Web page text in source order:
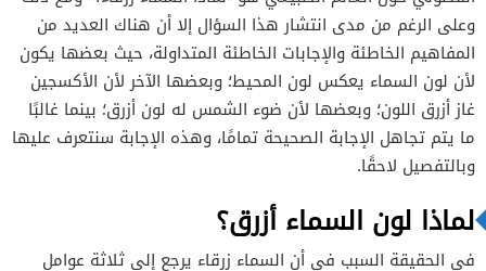
وعلى الرغم من مدى انتشار هذا السؤال إلا أن هناك العديد من
المفاهيم الخاطئة والإجابات الخاطئة المتداولة، حيث بعضها يكون
لأن لون السماء يعكس لون المحيط؛ وبعضها الآخر لأن الأكسجين
غاز أزرق اللون؛ وبعضها لأن ضوء الشمس له لون أزرق؛ بينما غالبًا
ما يتم تجاهل الإجابة الصحيحة تمامًا، وهذه الإجابة سنتعرف عليها
وبالتفصيل لاحقًا.
لماذا لون السماء أزرق؟
في الحقيقة السبب في أن السماء زرقاء يرجع إلى ثلاثة عوامل